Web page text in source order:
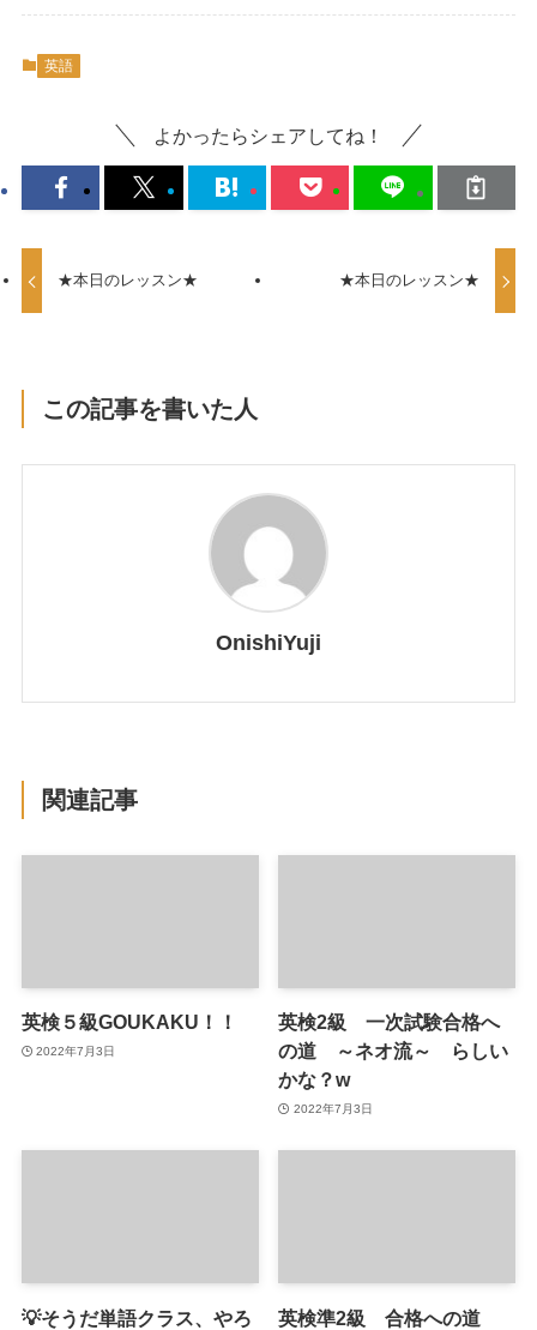
英語
よかったらシェアしてね！
★本日のレッスン★ ★本日のレッスン★
この記事を書いた人
OnishiYuji
関連記事
英検５級GOUKAKU！！
2022年7月3日
英検2級 一次試験合格へ
の道 ～ネオ流～ らしい
かな？w
2022年7月3日
💡そうだ単語クラス、やろ
英検準2級 合格への道